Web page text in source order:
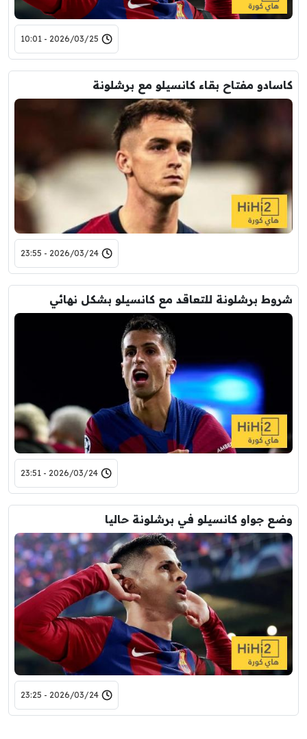
2026/03/25 - 10:01
كاسادو مفتاح بقاء كانسيلو مع برشلونة
2026/03/24 - 23:55
شروط برشلونة للتعاقد مع كانسيلو بشكل نهائي
2026/03/24 - 23:51
وضع جواو كانسيلو في برشلونة حاليا
2026/03/24 - 23:25